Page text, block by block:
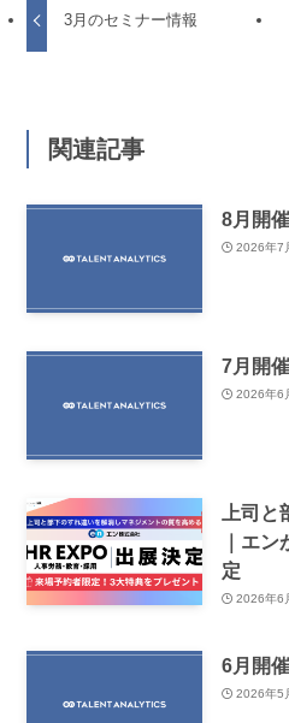
3月のセミナー情報
関連記事
8月開
2026年7
7月開
2026年6
上司
｜エ
定
2026年6
6月開
2026年5